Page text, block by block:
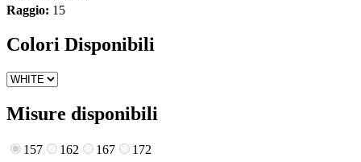
Raggio: 15
Colori Disponibili
Misure disponibili
157 162 167 172